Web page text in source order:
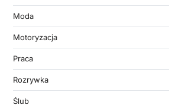
Moda
Motoryzacja
Praca
Rozrywka
Ślub